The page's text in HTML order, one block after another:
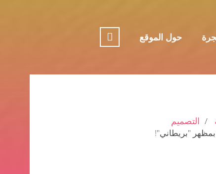
حول الموقع
التصميم
بمظهر "بريطاني"!